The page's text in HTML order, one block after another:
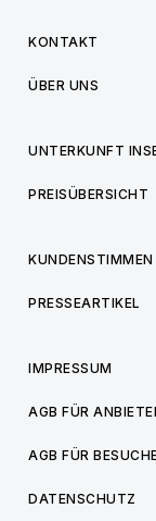
KONTAKT
ÜBER UNS
UNTERKUNFT
PREISÜBERSICHT
KUNDENSTIMMEN
PRESSEARTIKEL
IMPRESSUM
AGB FÜR
AGB FÜR
DATENSCHUTZ